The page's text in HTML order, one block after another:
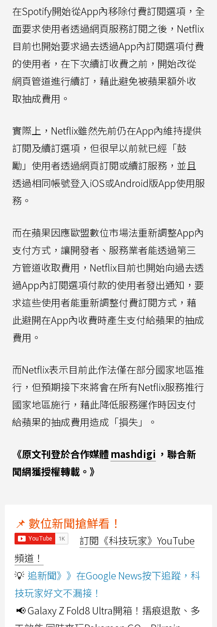
在Spotify開始從App內移除付費訂閱選項，全
面要求使用者透過網頁服務訂閱之後，Netflix
目前也開始要求過去透過App內訂閱選項付費
的使用者，在下次續訂收費之前，開始改從
網頁管道進行續訂，藉此避免被蘋果額外收
取抽成費用。
實際上，Netflix雖然先前仍在App內維持提供
訂閱及續訂選項，但很早以前就已經「鼓
勵」使用者透過網頁訂閱或續訂服務，並且
透過相同帳號登入iOS或Android版App使用服
務。
而在蘋果因應歐盟數位市場法重新調整App內
支付方式，讓開發者、服務業者能透過第三
方管道收取費用，Netflix目前也開始向過去透
過App內訂閱選項付款的使用者發出通知，要
求這些使用者能重新調整付費訂閱方式，藉
此避開在App內收費時產生支付給蘋果的抽成
費用。
而Netflix表示目前此作法僅在部分國家地區推
行，但預期接下來將會在所有Netflix服務推行
國家地區施行，藉此降低服務運作時因支付
給蘋果的抽成費用造成「損失」。
《原文刊登於合作媒體 mashdigi ，聯合新
聞網獲授權轉載。》
📌 數位新聞搶鮮看！
訂閱《科技玩家》YouTube
頻道！
💡 追新聞》》在Google News按下追蹤，科
技玩家好文不漏接！
📢 Galaxy Z Fold8 Ultra開箱！摺痕退散、多